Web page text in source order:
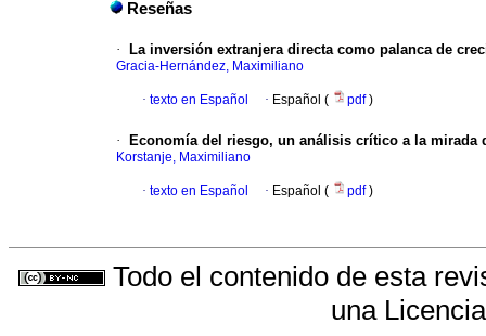
Reseñas
· La inversión extranjera directa como palanca de
Gracia-Hernández, Maximiliano
· texto en Español · Español ( pdf)
· Economía del riesgo, un análisis crítico a la mirada
Korstanje, Maximiliano
· texto en Español · Español ( pdf)
Todo el contenido de esta
una